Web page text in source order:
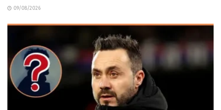
09/08/2026